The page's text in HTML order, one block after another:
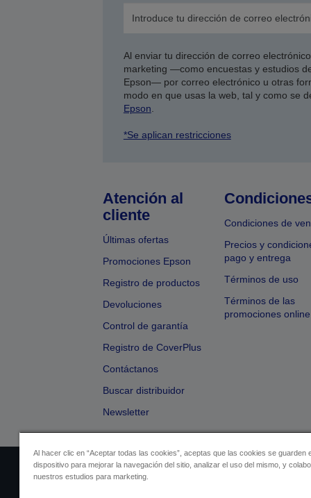
Al enviar tu dirección de correo
marketing —como encuestas y estudios
Epson— por correo electrónico u otras
modo en que usas la web, tal y como se
Epson
*Se aplican restricciones
Atención al
cliente
Últimas ofertas
Promociones Epson
Registro de productos
Devoluciones
Control de garantía
Registro de CoverPlus
Contáctanos
Buscar distribuidor
Newsletter
Condiciones de
Precios y
pago y entrega
Términos de uso
Términos de las
promociones online
Identificación del vendedor
Al hacer clic en “Aceptar todas las cookies”, aceptas que las cookies se guarden
dispositivo para mejorar la navegación del sitio, analizar el uso del mismo, y
nuestros estudios para marketing.